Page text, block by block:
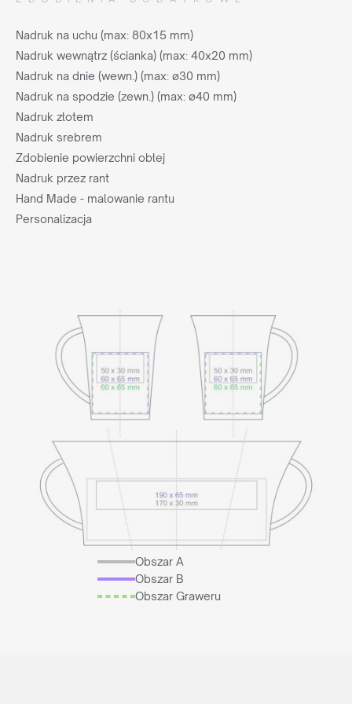
Nadruk na uchu (max: 80x15 mm)
Nadruk wewnątrz (ścianka) (max: 40x20 mm)
Nadruk na dnie (wewn.) (max: ø30 mm)
Nadruk na spodzie (zewn.) (max: ø40 mm)
Nadruk złotem
Nadruk srebrem
Zdobienie powierzchni obłej
Nadruk przez rant
Hand Made - malowanie rantu
Personalizacja
Obszar A
Obszar B
Obszar Graweru